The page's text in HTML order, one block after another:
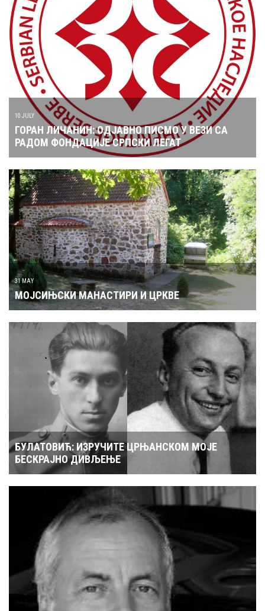
10 JULY
ГОРАН ЛИЧАНИН: ОДЈАВНО ПИСМО У ВЕЗИ СА
РАДОМ ФОНДАЦИЈЕ СРПСКИ ЛЕГАТ
31 MAY
МОЈСИЊСКИ МАНАСТИРИ И ЦРКВЕ
БУЛАТОВИЋ: ИЗРУЧИТЕ ЦРЊАНСКОМ МОЈЕ
БЕСКРАЈНО ДИВЉЕЊЕ